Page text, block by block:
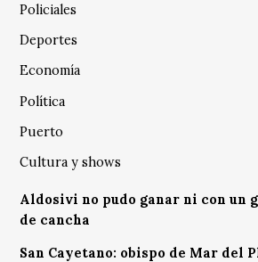
Policiales
Deportes
Economía
Política
Puerto
Cultura y shows
Aldosivi no pudo ganar ni con un
de cancha
San Cayetano: obispo de Mar del